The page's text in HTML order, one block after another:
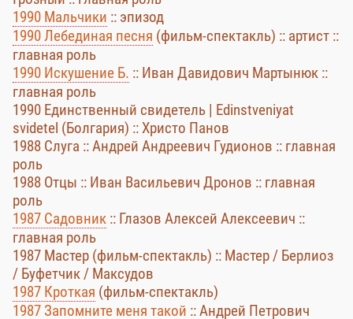
1990 Мальчики :: эпизод
1990 Лебединая песня (фильм-спектакль) :: артист ::
главная роль
1990 Искушение Б. :: Иван Давидович Мартынюк ::
главная роль
1990 Единственный свидетель | Edinstveniyat
svidetel (Болгария) :: Христо Панов
1988 Слуга :: Андрей Андреевич Гудионов :: главная
роль
1988 Отцы :: Иван Васильевич Дронов :: главная
роль
1987 Садовник :: Глазов Алексей Алексеевич ::
главная роль
1987 Мастер (фильм-спектакль) :: Мастер / Берлиоз
/ Буфетчик / Максудов
1987 Кроткая (фильм-спектакль)
1987 Запомните меня такой :: Андрей Петрович